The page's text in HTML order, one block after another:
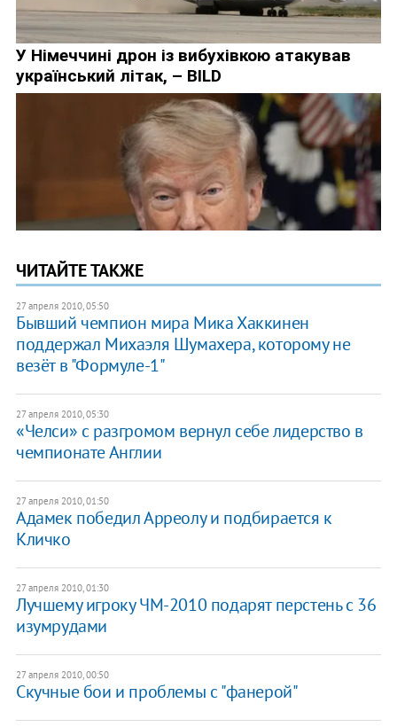
ЧИТАЙТЕ ТАКЖЕ
27 апреля 2010, 05:50
Бывший чемпион мира Мика Хаккинен
поддержал Михаэля Шумахера, которому не
везёт в "Формуле-1"
27 апреля 2010, 05:30
«Челси» с разгромом вернул себе лидерство в
чемпионате Англии
27 апреля 2010, 01:50
Адамек победил Арреолу и подбирается к
Кличко
27 апреля 2010, 01:30
Лучшему игроку ЧМ-2010 подарят перстень с 36
изумрудами
27 апреля 2010, 00:50
Скучные бои и проблемы с "фанерой"